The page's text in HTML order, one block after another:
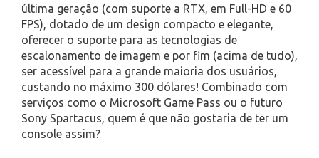
última geração (com suporte a RTX, em Full-HD e 60
FPS), dotado de um design compacto e elegante,
oferecer o suporte para as tecnologias de
escalonamento de imagem e por fim (acima de tudo),
ser acessível para a grande maioria dos usuários,
custando no máximo 300 dólares! Combinado com
serviços como o Microsoft Game Pass ou o futuro
Sony Spartacus, quem é que não gostaria de ter um
console assim?